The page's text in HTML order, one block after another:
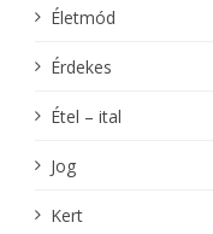
Életmód
Érdekes
Étel – ital
Jog
Kert